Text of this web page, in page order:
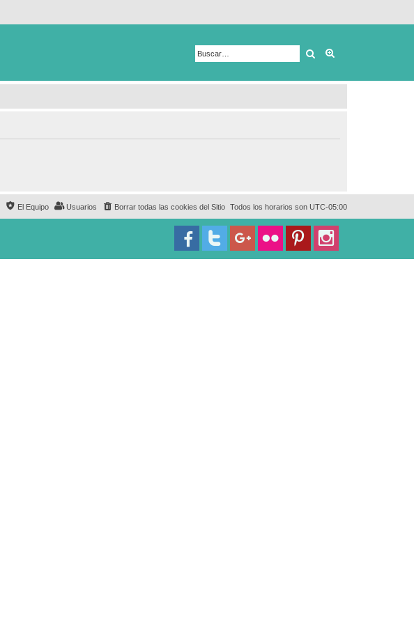
Buscar
Todos los horarios son UTC-05:00
Borrar todas las cookies del Sitio
Usuarios
El Equipo